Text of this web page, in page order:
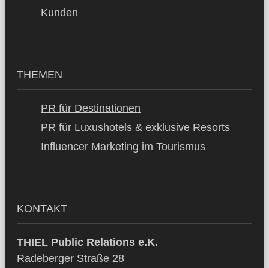
Kunden
THEMEN
PR für Destinationen
PR für Luxushotels & exklusive Resorts
Influencer Marketing im Tourismus
KONTAKT
THIEL Public Relations e.K.
Radeberger Straße 28